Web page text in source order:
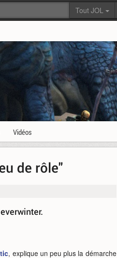
Tout JOL
Vidéos
de rôle"
, explique un peu plus la démarche